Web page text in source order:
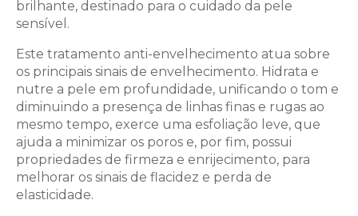
brilhante, destinado para o cuidado da pele
sensível.
Este tratamento anti-envelhecimento atua sobre
os principais sinais de envelhecimento. Hidrata e
nutre a pele em profundidade, unificando o tom e
diminuindo a presença de linhas finas e rugas ao
mesmo tempo, exerce uma esfoliação leve, que
ajuda a minimizar os poros e, por fim, possui
propriedades de firmeza e enrijecimento, para
melhorar os sinais de flacidez e perda de
elasticidade.